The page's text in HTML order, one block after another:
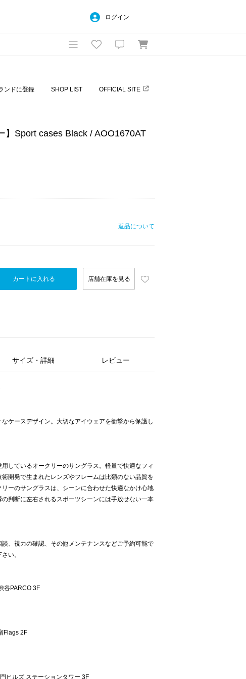
ログイン
ンドに登録 SHOP LIST OFFICIAL SITE
】Sport cases Black / AOO1670AT
返品について
カートに入れる 店舗在庫を見る
サイズ・詳細 レビュー
ケースデザイン。大切なアイウェアを衝撃から保護し
しているオークリーのサングラス。軽量で快適なフィ
開発で生まれたレンズやフレームは比類のない品質を
ーのサングラスは、シーンに合わせた快適なかけ心地
判断に左右されるスポーツシーンには手放せない一本
、視力の確認、その他メンテナンスなどご予約可能で
い。
谷PARCO 3F
Flags 2F
ヒルズ ステーションタワー 3F